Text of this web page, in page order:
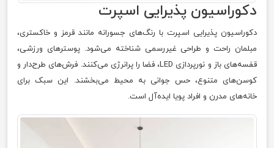
دکوراسیون پذیرایی اسپرت
دکوراسیون پذیرایی اسپرت با رنگ‌های جسورانه مانند قرمز و خاکستری،
مبلمان راحت و طراحی غیررسمی شناخته می‌شود. پوسترهای ورزشی،
قفسه‌های باز و نورپردازی LED، فضا را پرانرژی می‌کنند. فرش‌های طرح‌دار و
کوسن‌های متنوع، حس جوانی به محیط می‌بخشند. این سبک برای
خانه‌های مدرن و افراد پویا ایده‌آل است.